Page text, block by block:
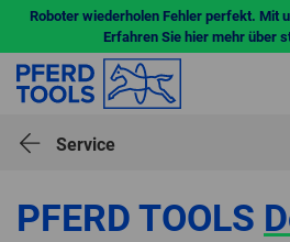
Roboter wiederholen Fehler perfekt. Mit
Erfahren Sie hier mehr über
Service
PFERD TOOLS